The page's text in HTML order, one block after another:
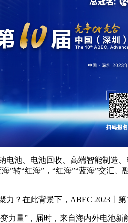
电池、电池回收、高端智能制造
”转“红海”，“红海”“蓝海”交汇
？在此背景下，ABEC 2023丨
力量”，届时，来自海内外电池